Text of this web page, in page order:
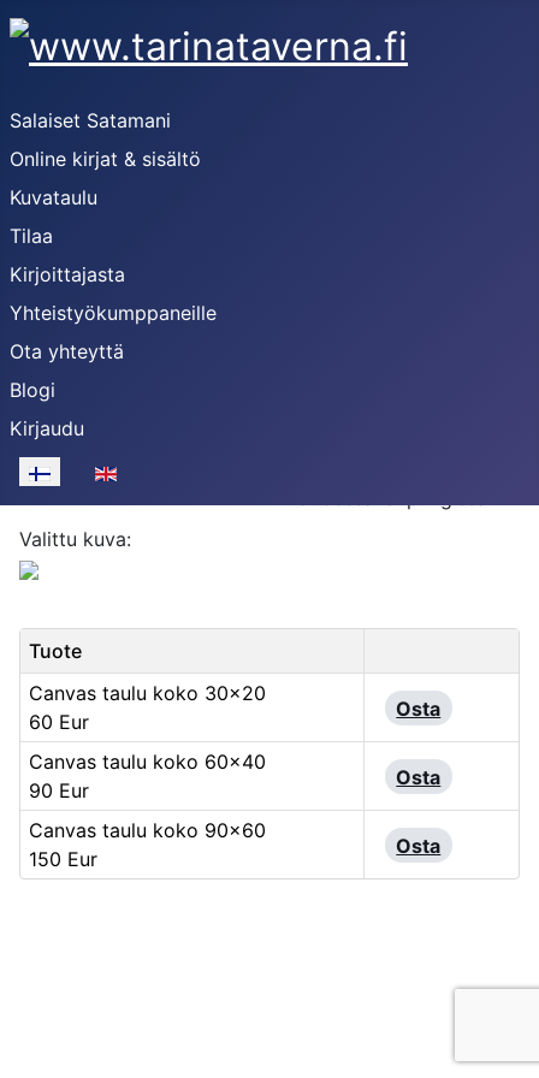
Salaiset Satamani
Online kirjat & sisältö
Kuvataulu
Tilaa
Kirjoittajasta
Yhteistyökumppaneille
Ota yhteyttä
Blogi
Kirjaudu
Valitse kieli
Valittu kuva:
Tuote
Canvas taulu koko 30x20
60 Eur
Osta
Canvas taulu koko 60x40
90 Eur
Osta
Canvas taulu koko 90x60
150 Eur
Osta